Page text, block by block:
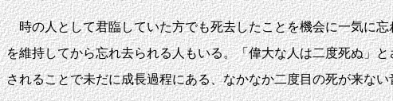
時の人として君臨していた方でも死去したことを機会に一気に忘
を維持してから忘れ去られる人もいる。「偉大な人は二度死ぬ」
されることで未だに成長過程にある、なかなか二度目の死が来な